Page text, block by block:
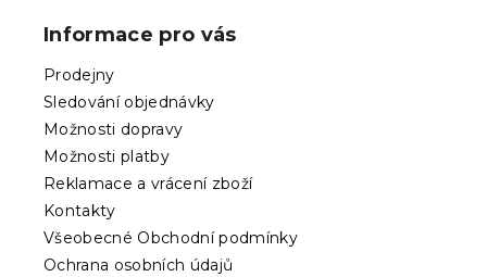
Informace pro vás
Prodejny
Sledování objednávky
Možnosti dopravy
Možnosti platby
Reklamace a vrácení zboží
Kontakty
Všeobecné Obchodní podmínky
Ochrana osobních údajů